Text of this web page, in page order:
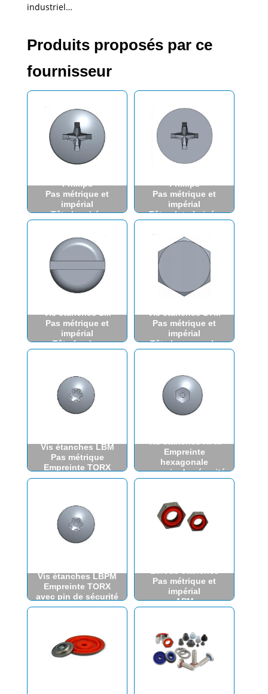
industriel…
Produits proposés par ce
fournisseur
Phillips
Pas métrique et
impérial
Tête bombée
Phillips
Pas métrique et
impérial
Tête plate fraisée
Vis étanches SM
Pas métrique et
impérial
Tête fendue
Vis étanches STM
Pas métrique et
impérial
Tête hexagonale
Vis étanches LBM
Pas métrique
Empreinte TORX
Vis étanches HPM
Empreinte
hexagonale
avec pin de sécurité
Vis étanches LBPM
Empreinte TORX
avec pin de sécurité
Pas métrique et
impérial
APM